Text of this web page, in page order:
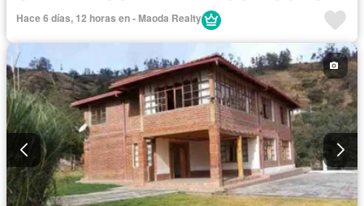
Garita de guardianía
Completamente amoblado
Hace 6 días, 12 horas en - Maoda Realty